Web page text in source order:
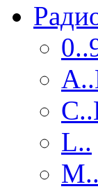
L..